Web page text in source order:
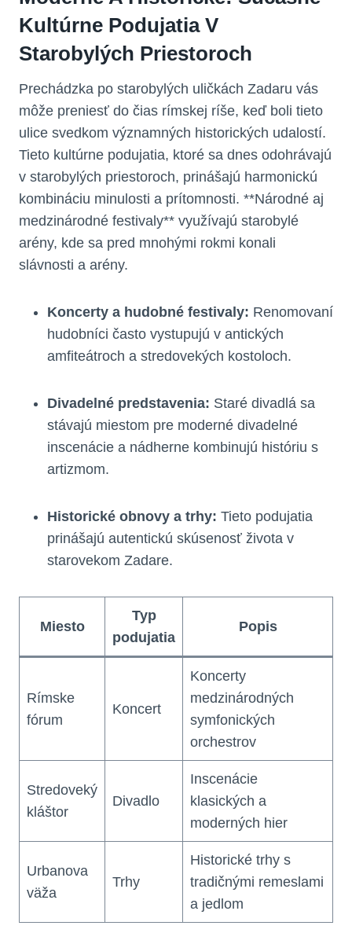
Kultúrne Podujatia V
Starobylých Priestoroch
Prechádzka po starobylých uličkách Zadaru vás
môže preniesť do čias rímskej ríše, keď boli tieto
ulice svedkom významných historických udalostí.
Tieto kultúrne podujatia, ktoré sa dnes odohrávajú
v starobylých priestoroch, prinášajú harmonickú
kombináciu minulosti a prítomnosti. **Národné aj
medzinárodné festivaly** využívajú starobylé
arény, kde sa pred mnohými rokmi konali
slávnosti a arény.
Koncerty a hudobné festivaly: Renomovaní
hudobníci často vystupujú v antických
amfiteátroch a stredovekých kostoloch.
Divadelné predstavenia: Staré divadlá sa
stávajú miestom pre moderné divadelné
inscenácie a nádherne kombinujú históriu s
artizmom.
Historické obnovy a trhy: Tieto podujatia
prinášajú autentickú skúsenosť života v
starovekom Zadare.
Miesto
Typ
podujatia
Popis
Rímske
fórum
Koncert
Koncerty
medzinárodných
symfonických
orchestrov
Stredoveký
kláštor
Divadlo
Inscenácie
klasických a
moderných hier
Urbanova
väža
Trhy
Historické trhy s
tradičnými remeslami
a jedlom